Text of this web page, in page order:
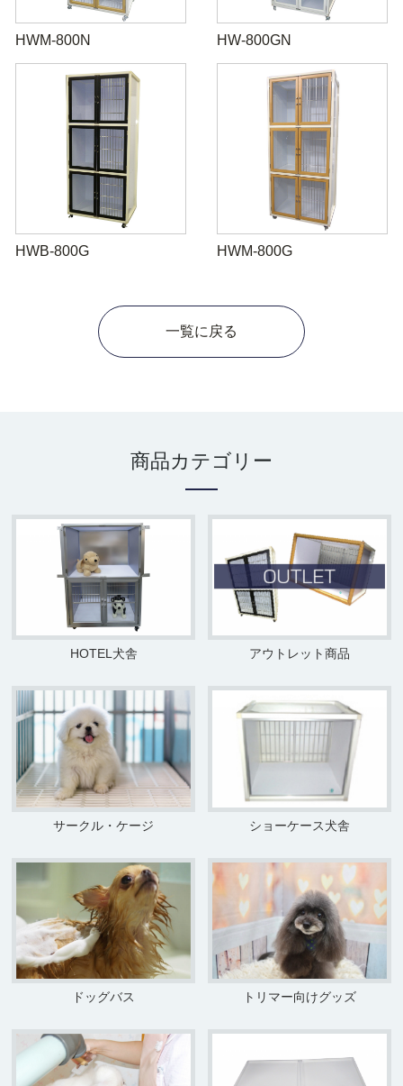
HWM-800N HW-800GN
HWB-800G HWM-800G
一覧に戻る
商品カテゴリー
HOTEL犬舎 アウトレット商品
サークル・ケージ ショーケース犬舎
ドッグバス トリマー向けグッズ